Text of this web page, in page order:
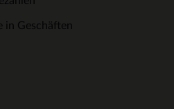
in Geschäften